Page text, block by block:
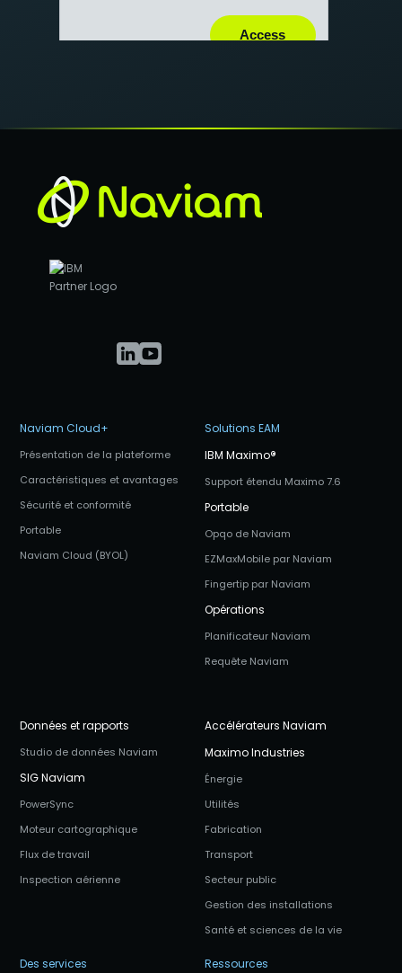
Naviam Cloud+
Présentation de la plateforme
Caractéristiques et avantages
Sécurité et conformité
Portable
Naviam Cloud (BYOL)
Solutions EAM
IBM Maximo®
Support étendu Maximo 7.6
Portable
Opqo de Naviam
EZMaxMobile par Naviam
Fingertip par Naviam
Opérations
Planificateur Naviam
Requête Naviam
Données et rapports
Studio de données Naviam
SIG Naviam
PowerSync
Moteur cartographique
Flux de travail
Inspection aérienne
Accélérateurs Naviam
Maximo Industries
Énergie
Utilités
Fabrication
Transport
Secteur public
Gestion des installations
Santé et sciences de la vie
Des services Ressources